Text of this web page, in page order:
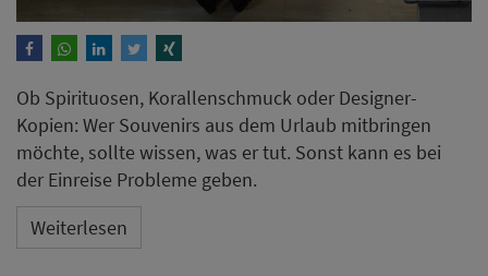
Ob Spirituosen, Korallenschmuck oder Designer-
Kopien: Wer Souvenirs aus dem Urlaub mitbringen
möchte, sollte wissen, was er tut. Sonst kann es bei
der Einreise Probleme geben.
Weiterlesen